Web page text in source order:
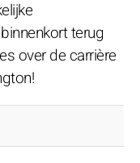
terug
over de carrière